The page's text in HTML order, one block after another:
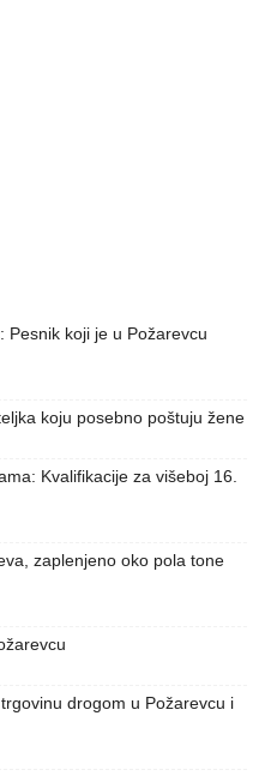
koji je u Požarevcu
koju posebno poštuju žene
Kvalifikacije za višeboj 16.
zaplenjeno oko pola tone
drogom u Požarevcu i